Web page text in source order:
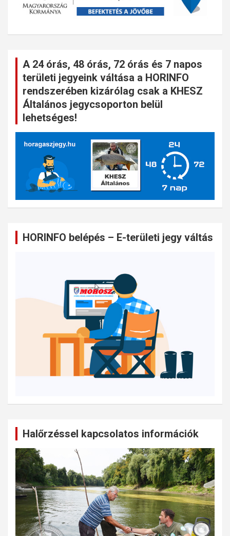
A 24 órás, 48 órás, 72 órás és 7 napos
területi jegyeink váltása a HORINFO
rendszerében kizárólag csak a KHESZ
Általános jegycsoporton belül
lehetséges!
HORINFO belépés – E-területi jegy váltás
Halőrzéssel kapcsolatos információk